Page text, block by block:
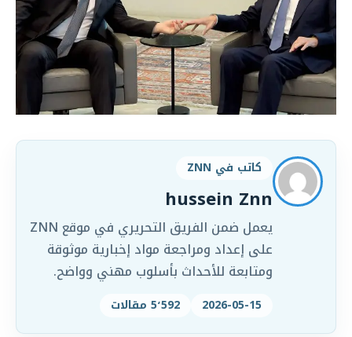
كاتب في ZNN
hussein Znn
يعمل ضمن الفريق التحريري في موقع ZNN
على إعداد ومراجعة مواد إخبارية موثوقة
ومتابعة للأحداث بأسلوب مهني وواضح.
2026-05-15 5٬592 مقالات